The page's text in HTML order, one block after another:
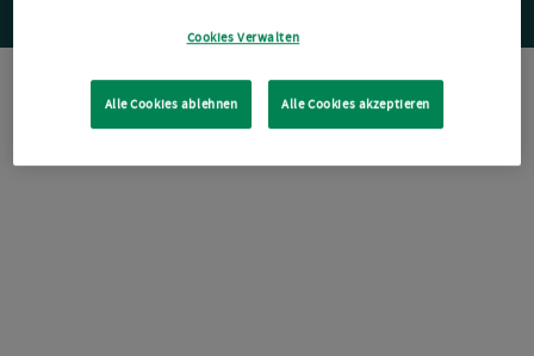
Cookies Verwalten
Alle Cookies ablehnen Alle Cookies akzeptieren